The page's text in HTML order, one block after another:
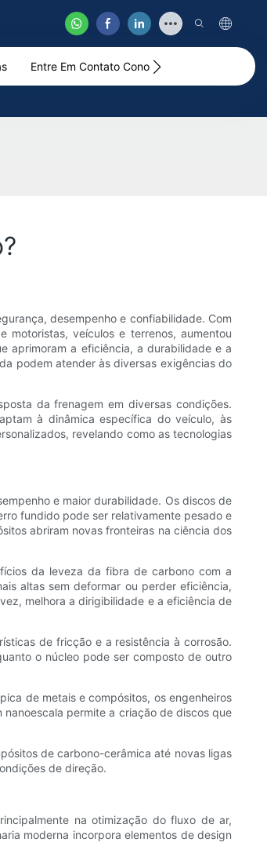
Entre Em Contato Conosco
desempenho e confiabilidade. Com
veículos e terrenos, aumentou
aprimoram a eficiência, a durabilidade e a
podem atender às diversas exigências do
da frenagem em diversas condições.
à dinâmica específica do veículo, às
revelando como as tecnologias
e maior durabilidade. Os discos de
fundido pode ser relativamente pesado e
abriram novas fronteiras na ciência dos
da leveza da fibra de carbono com a
altas sem deformar ou perder eficiência,
melhora a dirigibilidade e a eficiência de
de fricção e a resistência à corrosão.
o núcleo pode ser composto de outro
de metais e compósitos, os engenheiros
permite a criação de discos que
de carbono-cerâmica até novas ligas
de direção.
na otimização do fluxo de ar,
moderna incorpora elementos de design